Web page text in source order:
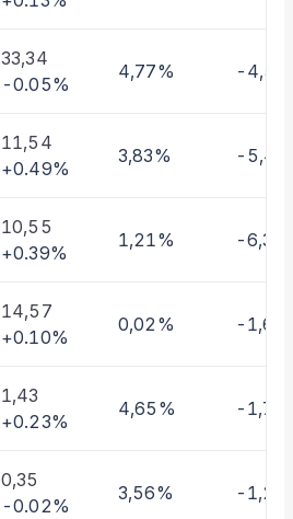
33,34
-0.05%
4,77% -
11,54
+0.49%
3,83% -
10,55
+0.39%
1,21% -
14,57
+0.10%
0,02% -
1,43
+0.23%
4,65% -
0,35
-0.02%
3,56% -